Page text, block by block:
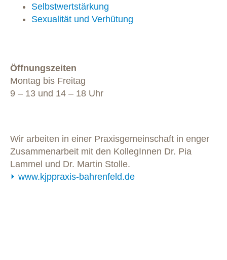
Selbstwertstärkung
Sexualität und Verhütung
Öffnungszeiten
Montag bis Freitag
9 – 13 und 14 – 18 Uhr
Wir arbeiten in einer Praxisgemeinschaft in enger
Zusammenarbeit mit den KollegInnen Dr. Pia
Lammel und Dr. Martin Stolle.
www.kjppraxis-bahrenfeld.de